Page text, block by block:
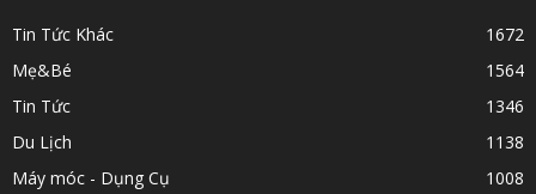
Tin Tức Khác
1672
Mẹ&Bé
1564
Tin Tức
1346
Du Lịch
1138
Máy móc - Dụng Cụ
1008